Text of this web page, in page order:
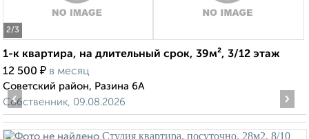
2/3
1-к квартира, на длительный срок, 39м², 3/12 этаж
12 500 ₽ в месяц
Советский район, Разина 6А
Собственник, 09.08.2026
‹ ›